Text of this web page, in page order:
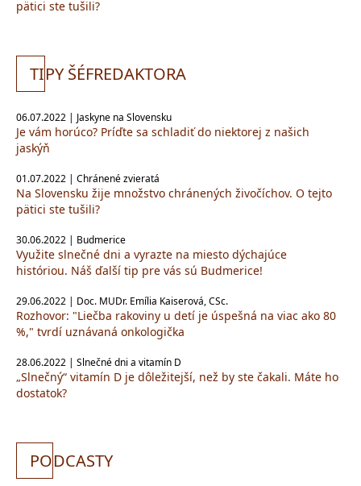
pätici ste tušili?
TIPY ŠÉFREDAKTORA
06.07.2022 | Jaskyne na Slovensku
Je vám horúco? Príďte sa schladiť do niektorej z našich
jaskýň
01.07.2022 | Chránené zvieratá
Na Slovensku žije množstvo chránených živočíchov. O tejto
pätici ste tušili?
30.06.2022 | Budmerice
Využite slnečné dni a vyrazte na miesto dýchajúce
históriou. Náš ďalší tip pre vás sú Budmerice!
29.06.2022 | Doc. MUDr. Emília Kaiserová, CSc.
Rozhovor: "Liečba rakoviny u detí je úspešná na viac ako 80
%," tvrdí uznávaná onkologička
28.06.2022 | Slnečné dni a vitamín D
„Slnečný“ vitamín D je dôležitejší, než by ste čakali. Máte ho
dostatok?
PODCASTY